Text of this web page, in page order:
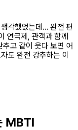
각했었는데... 완전 편
연극제, 관객과 함께
고 같이 웃다 보면 어
도 완전 강추하는 이
MBTI